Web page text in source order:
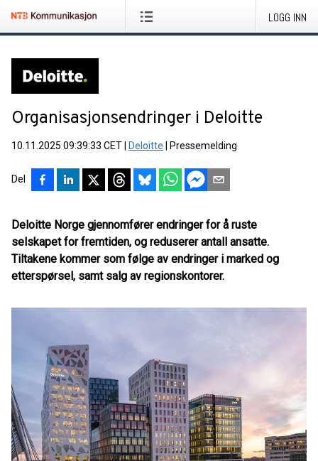
LOGG INN
Organisasjonsendringer i Deloitte
10.11.2025 09:39:33 CET Deloitte Pressemelding
Del
Deloitte Norge gjennomfører endringer for å ruste
selskapet for fremtiden, og reduserer antall ansatte.
Tiltakene kommer som følge av endringer i marked og
etterspørsel, samt salg av regionskontorer.